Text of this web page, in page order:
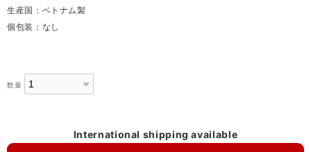
生産国：ベトナム製
個包装：なし
数量
International shipping available